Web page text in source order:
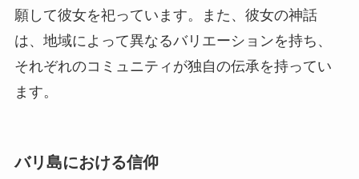
願して彼女を祀っています。また、彼女の神話
は、地域によって異なるバリエーションを持ち、
それぞれのコミュニティが独自の伝承を持ってい
ます。
バリ島における信仰